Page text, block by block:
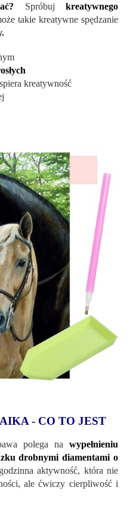
Spróbuj
kreatywnego
takie kreatywne spędzanie
.
kreatywność
- CO TO JEST
polega na wypełnieniu
drobnymi diamentami o
aktywność, która nie
ale ćwiczy cierpliwość i